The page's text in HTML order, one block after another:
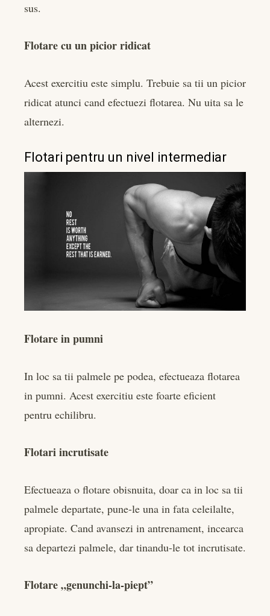
sus.
Flotare cu un picior ridicat
Acest exercitiu este simplu. Trebuie sa tii un picior
ridicat atunci cand efectuezi flotarea. Nu uita sa le
alternezi.
Flotari pentru un nivel intermediar
Flotare in pumni
In loc sa tii palmele pe podea, efectueaza flotarea
in pumni. Acest exercitiu este foarte eficient
pentru echilibru.
Flotari incrutisate
Efectueaza o flotare obisnuita, doar ca in loc sa tii
palmele departate, pune-le una in fata celeilalte,
apropiate. Cand avansezi in antrenament, incearca
sa departezi palmele, dar tinandu-le tot incrutisate.
Flotare „genunchi-la-piept”